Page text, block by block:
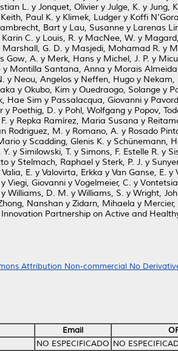
L. y Jonquet, Olivier y Julge, K. y Jung,
Keith, Paul K. y Klimek, Ludger y Koffi
Bart y Lau, Susanne y Larenas
C. y Louis, R. y MacNee, W. y
Marshall, G. D. y Masjedi, Mohamad R. y
Gow, A. y Merk, Hans y Michel, J. P. y
y Montilla Santana, Anna y Morais
y Neou, Angelos y Neffen, Hugo y Nekam,
y Okubo, Kim y Ouedraogo, Solange y
Hae Sim y Passalacqua, Giovanni y
y Poethig, D. y Pohl, Wolfgang y Popov,
y Repka Ramírez, Maria Susana y
Rodriguez, M. y Romano, A. y Rosado
y Scadding, Glenis K. y Schünemann,
Y. y Similowski, T. y Simons, F. Estelle R. y
y Stelmach, Raphael y Sterk, P. J. y
Valia, E. y Valovirta, Erkka y Van Ganse, E. y
y Viegi, Giovanni y Vogelmeier, C. y
y Williams, D. M. y Williams, S. y Wright,
Nanshan y Zidarn, Mihaela y Mercier,
Partnership on Active and
Attribution Non-commercial No
Email
NO ESPECIFICADO NO